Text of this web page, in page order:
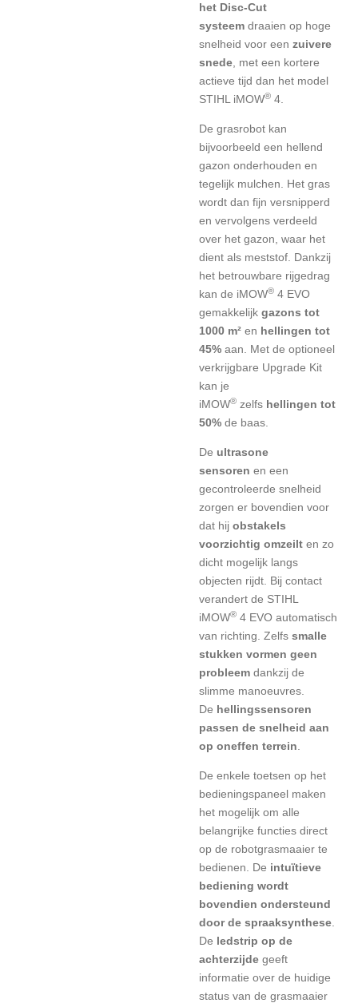
het Disc-Cut
systeem draaien op hoge
snelheid voor een zuivere
snede , met een kortere
actieve tijd dan het model
STIHL iMOW® 4.
De grasrobot kan
bijvoorbeeld een hellend
gazon onderhouden en
tegelijk mulchen. Het gras
wordt dan fijn versnipperd
en vervolgens verdeeld
over het gazon, waar het
dient als meststof. Dankzij
het betrouwbare rijgedrag
kan de iMOW® 4 EVO
gemakkelijk gazons tot
1000 m² en hellingen tot
45% aan. Met de optioneel
verkrijgbare Upgrade Kit
kan je
iMOW® zelfs hellingen tot
50% de baas.
De ultrasone
sensoren en een
gecontroleerde snelheid
zorgen er bovendien voor
dat hij obstakels
voorzichtig omzeilt en zo
dicht mogelijk langs
objecten rijdt. Bij contact
verandert de STIHL
iMOW® 4 EVO automatisch
van richting. Zelfs smalle
stukken vormen geen
probleem dankzij de
slimme manoeuvres.
De hellingssensoren
passen de snelheid aan
op oneffen terrein
De enkele toetsen op het
bedieningspaneel maken
het mogelijk om alle
belangrijke functies direct
op de robotgrasmaaier te
bedienen. De intuïtieve
bediening wordt
bovendien ondersteund
door de spraaksynthese
De ledstrip op de
achterzijde geeft
informatie over de huidige
status van de grasmaaier